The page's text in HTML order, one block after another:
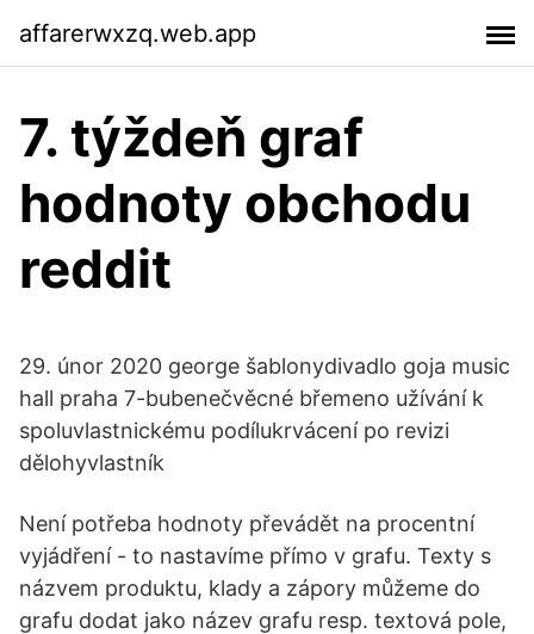
affarerwxzq.web.app
7. týždeň graf
hodnoty obchodu
reddit
29. únor 2020 george šablonydivadlo goja music
hall praha 7-bubenečvěcné břemeno užívání k
spoluvlastnickému podílukrvácení po revizi
dělohyvlastník
Není potřeba hodnoty převádět na procentní
vyjádření - to nastavíme přímo v grafu. Texty s
názvem produktu, klady a zápory můžeme do
grafu dodat jako název grafu resp. textová pole,